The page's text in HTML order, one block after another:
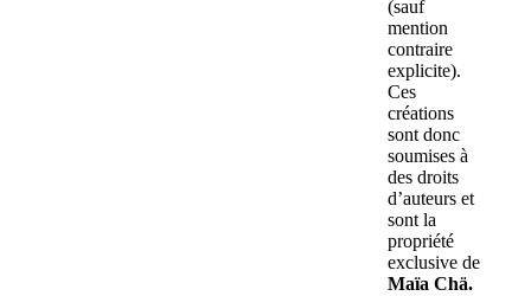
(sauf
mention
contraire
explicite).
Ces
créations
sont donc
soumises à
des droits
d’auteurs et
sont la
propriété
exclusive de
Maïa Chä.